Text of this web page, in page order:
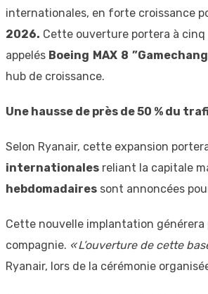
internationales, en forte croissance
2026. Cette ouverture portera à cinq
appelés Boeing MAX 8
hub de croissance.
Une hausse de près de 50 % du
Selon Ryanair, cette expansion
internationales reliant la capitale
hebdomadaires sont annoncées
Cette nouvelle implantation générera
compagnie. « L’ouverture de cette
Ryanair, lors de la cérémonie